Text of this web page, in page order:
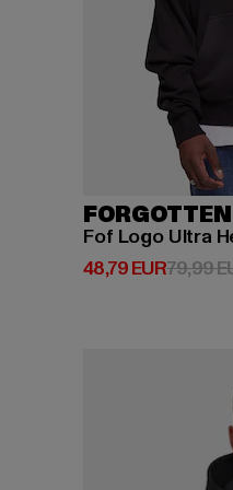
Fof Logo Ultra
48,79 EUR
Derzeitiger Preis:
79,99